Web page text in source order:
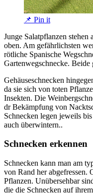
📌 Pin it
Junge Salatpflanzen stehen
oben. Am gefährlichsten
rötliche Spanische
Gartenwegschnecke. Beide
Gehäuseschnecken
da sie sich von toten
Insekten. Die
dr Bekämpfung von
Schnecken legen jeweils
auch überwintern..
Schnecken erkennen
Schnecken kann man am
von Rand her abgefressen.
Pflanzen. Unübersehbar
die die Schnecken auf